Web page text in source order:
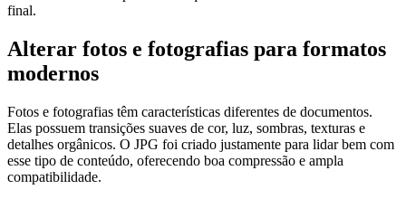
final.
Alterar fotos e fotografias para formatos
modernos
Fotos e fotografias têm características diferentes de documentos.
Elas possuem transições suaves de cor, luz, sombras, texturas e
detalhes orgânicos. O JPG foi criado justamente para lidar bem com
esse tipo de conteúdo, oferecendo boa compressão e ampla
compatibilidade.